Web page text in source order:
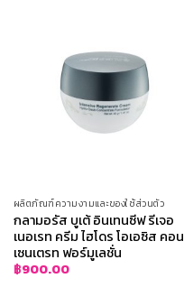
ผลิตภัณฑ์ความงามและของใช้ส่วนตัว
กลามอรัส บูเต้ อินเทนซีฟ รีเจอ
เนอเรท ครีม ไฮโดร โอเอซิส คอน
เซนเตรท ฟอร์มูเลชั่น
฿900.00